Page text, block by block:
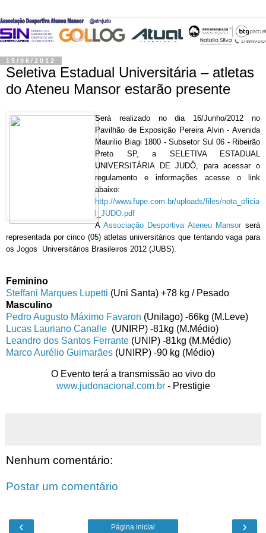
15/06/2012
Seletiva Estadual Universitária – atletas
do Ateneu Mansor estarão presente
Será realizado no dia 16/Junho/2012 no
Pavilhão de Exposição Pereira Alvin - Avenida
Maurilio Biagi 1800 - Subsetor Sul 06 - Ribeirão
Preto SP, a SELETIVA ESTADUAL
UNIVERSITÁRIA DE JUDÔ, para acessar o
regulamento e informações acesse o link
abaixo:
http://www.fupe.com.br/uploads/files/nota_oficia
l_JUDO.pdf
A Associação Desportiva Ateneu Mansor será
representada por cinco (05) atletas universitários que tentando vaga para
os Jogos Universitários Brasileiros 2012 (JUBS).
Feminino
Steffani Marques Lupetti (Uni Santa) +78 kg / Pesado
Masculino
Pedro Augusto Máximo Favaron (Unilago) -66kg (M.Leve)
Lucas Lauriano Canalle (UNIRP) -81kg (M.Médio)
Leandro dos Santos Ferrante (UNIP) -81kg (M.Médio)
Marco Aurélio Guimarães (UNIRP) -90 kg (Médio)
O Evento terá a transmissão ao vivo do
www.judonacional.com.br- Prestigie
Nenhum comentário:
Postar um comentário
‹ ›
Página inicial